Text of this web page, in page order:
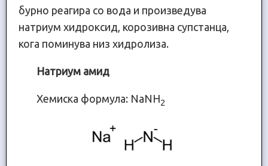
бурно реагира со вода и произведува
натриум хидроксид, корозивна супстанца,
кога поминува низ хидролиза.
Натриум амид
Хемиска формула: NaNH2